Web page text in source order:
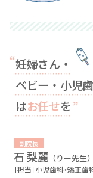
妊婦さん・
ベビー・小児
はお任せを
副院長
石 梨麗 （りー先生）
［担当］小児歯科・矯正歯